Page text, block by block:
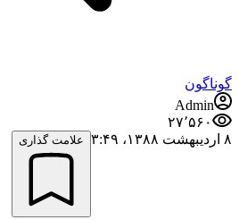
گوناگون
Admin
۲۷٬۵۶۰
۸ اردیبهشت ۱۳۸۸،‏ ۳:۴۹
علامت گذاری